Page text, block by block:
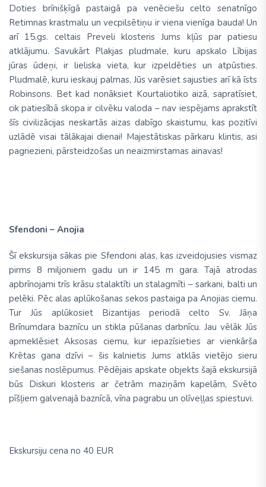
Doties brīnišķīgā pastaigā pa venēciešu celto senatnīgo
Retimnas krastmalu un vecpilsētiņu ir viena vienīga bauda! Un
arī 15.gs. celtais Preveli klosteris Jums kļūs par patiesu
atklājumu. Savukārt Plakjas pludmale, kuru apskalo Lībijas
jūras ūdeņi, ir lieliska vieta, kur izpeldēties un atpūsties.
Pludmalē, kuru ieskauj palmas, Jūs varēsiet sajusties arī kā īsts
Robinsons. Bet kad nonāksiet Kourtaliotiko aizā, sapratīsiet,
cik patiesībā skopa ir cilvēku valoda – nav iespējams aprakstīt
šīs civilizācijas neskartās aizas dabīgo skaistumu, kas pozitīvi
uzlādē visai tālākajai dienai! Majestātiskas pārkaru klintis, asi
pagriezieni, pārsteidzošas un neaizmirstamas ainavas!
Sfendoni – Anojia
Šī ekskursija sākas pie Sfendoni alas, kas izveidojusies vismaz
pirms 8 miljoniem gadu un ir 145 m gara. Tajā atrodas
apbrīnojami trīs krāsu stalaktīti un stalagmīti – sarkani, balti un
pelēki. Pēc alas aplūkošanas sekos pastaiga pa Anojias ciemu.
Tur Jūs aplūkosiet Bizantijas periodā celto Sv. Jāņa
Brīnumdara baznīcu un stikla pūšanas darbnīcu. Jau vēlāk Jūs
apmeklēsiet Aksosas ciemu, kur iepazīsieties ar vienkārša
Krētas gana dzīvi – šis kalnietis Jums atklās vietējo sieru
siešanas noslēpumus. Pēdējais apskate objekts šajā ekskursijā
būs Diskuri klosteris ar četrām maziņām kapelām, Svēto
pīšļiem galvenajā baznīcā, vīna pagrabu un olīveļļas spiestuvi.
Ekskursiju cena no 40 EUR